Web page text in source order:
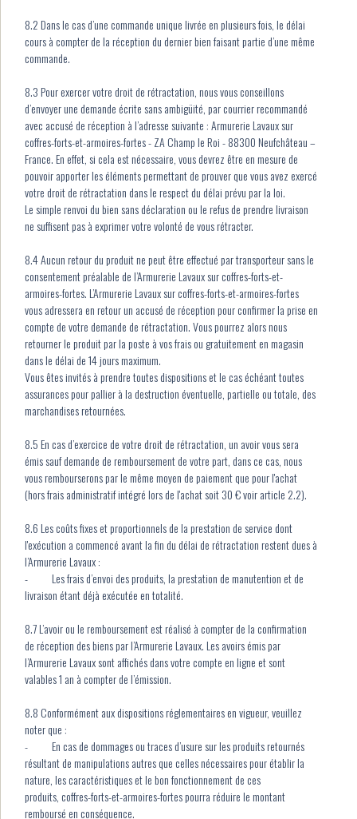
8.2 Dans le cas d’une commande unique livrée en plusieurs fois, le délai
cours à compter de la réception du dernier bien faisant partie d’une même
commande.
8.3 Pour exercer votre droit de rétractation, nous vous conseillons
d’envoyer une demande écrite sans ambigüité, par courrier recommandé
avec accusé de réception à l’adresse suivante : Armurerie Lavaux sur
coffres-forts-et-armoires-fortes - ZA Champ le Roi - 88300 Neufchâteau –
France. En effet, si cela est nécessaire, vous devrez être en mesure de
pouvoir apporter les éléments permettant de prouver que vous avez exercé
votre droit de rétractation dans le respect du délai prévu par la loi.
Le simple renvoi du bien sans déclaration ou le refus de prendre livraison
ne suffisent pas à exprimer votre volonté de vous rétracter.
8.4 Aucun retour du produit ne peut être effectué par transporteur sans le
consentement préalable de l’Armurerie Lavaux sur coffres-forts-et-
armoires-fortes. L’Armurerie Lavaux sur coffres-forts-et-armoires-fortes
vous adressera en retour un accusé de réception pour confirmer la prise en
compte de votre demande de rétractation. Vous pourrez alors nous
retourner le produit par la poste à vos frais ou gratuitement en magasin
dans le délai de 14 jours maximum.
Vous êtes invités à prendre toutes dispositions et le cas échéant toutes
assurances pour pallier à la destruction éventuelle, partielle ou totale, des
marchandises retournées.
8.5 En cas d’exercice de votre droit de rétractation, un avoir vous sera
émis sauf demande de remboursement de votre part, dans ce cas, nous
vous rembourserons par le même moyen de paiement que pour l'achat
(hors frais administratif intégré lors de l'achat soit 30 € voir article 2.2).
8.6 Les coûts fixes et proportionnels de la prestation de service dont
l'exécution a commencé avant la fin du délai de rétractation restent dues à
l’Armurerie Lavaux :
- Les frais d’envoi des produits, la prestation de manutention et de
livraison étant déjà exécutée en totalité.
8.7 L’avoir ou le remboursement est réalisé à compter de la confirmation
de réception des biens par l’Armurerie Lavaux. Les avoirs émis par
l’Armurerie Lavaux sont affichés dans votre compte en ligne et sont
valables 1 an à compter de l’émission.
8.8 Conformément aux dispositions réglementaires en vigueur, veuillez
noter que :
- En cas de dommages ou traces d’usure sur les produits retournés
résultant de manipulations autres que celles nécessaires pour établir la
nature, les caractéristiques et le bon fonctionnement de ces
produits, coffres-forts-et-armoires-fortes pourra réduire le montant
remboursé en conséquence.